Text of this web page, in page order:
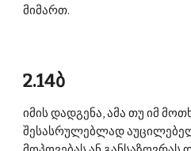
მიმართ.
2.14ბ
იმის დადგენა, ამა თუ იმ
შესასრულებლად